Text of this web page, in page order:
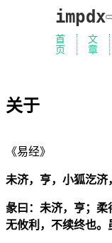
impdx
首
页
文
章
关于
《易经》
未济，亨，小狐汔济
彖曰：未济，亨；柔
无攸利，不续终也。